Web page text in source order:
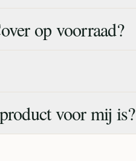
op voorraad?
voor mij is?